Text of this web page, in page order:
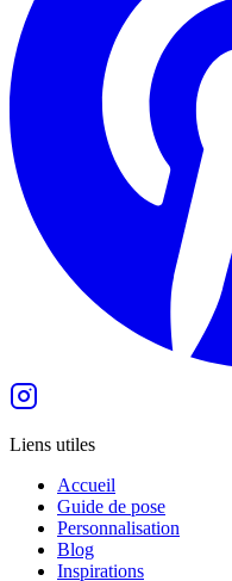
Liens utiles
Accueil
Guide de pose
Personnalisation
Blog
Inspirations